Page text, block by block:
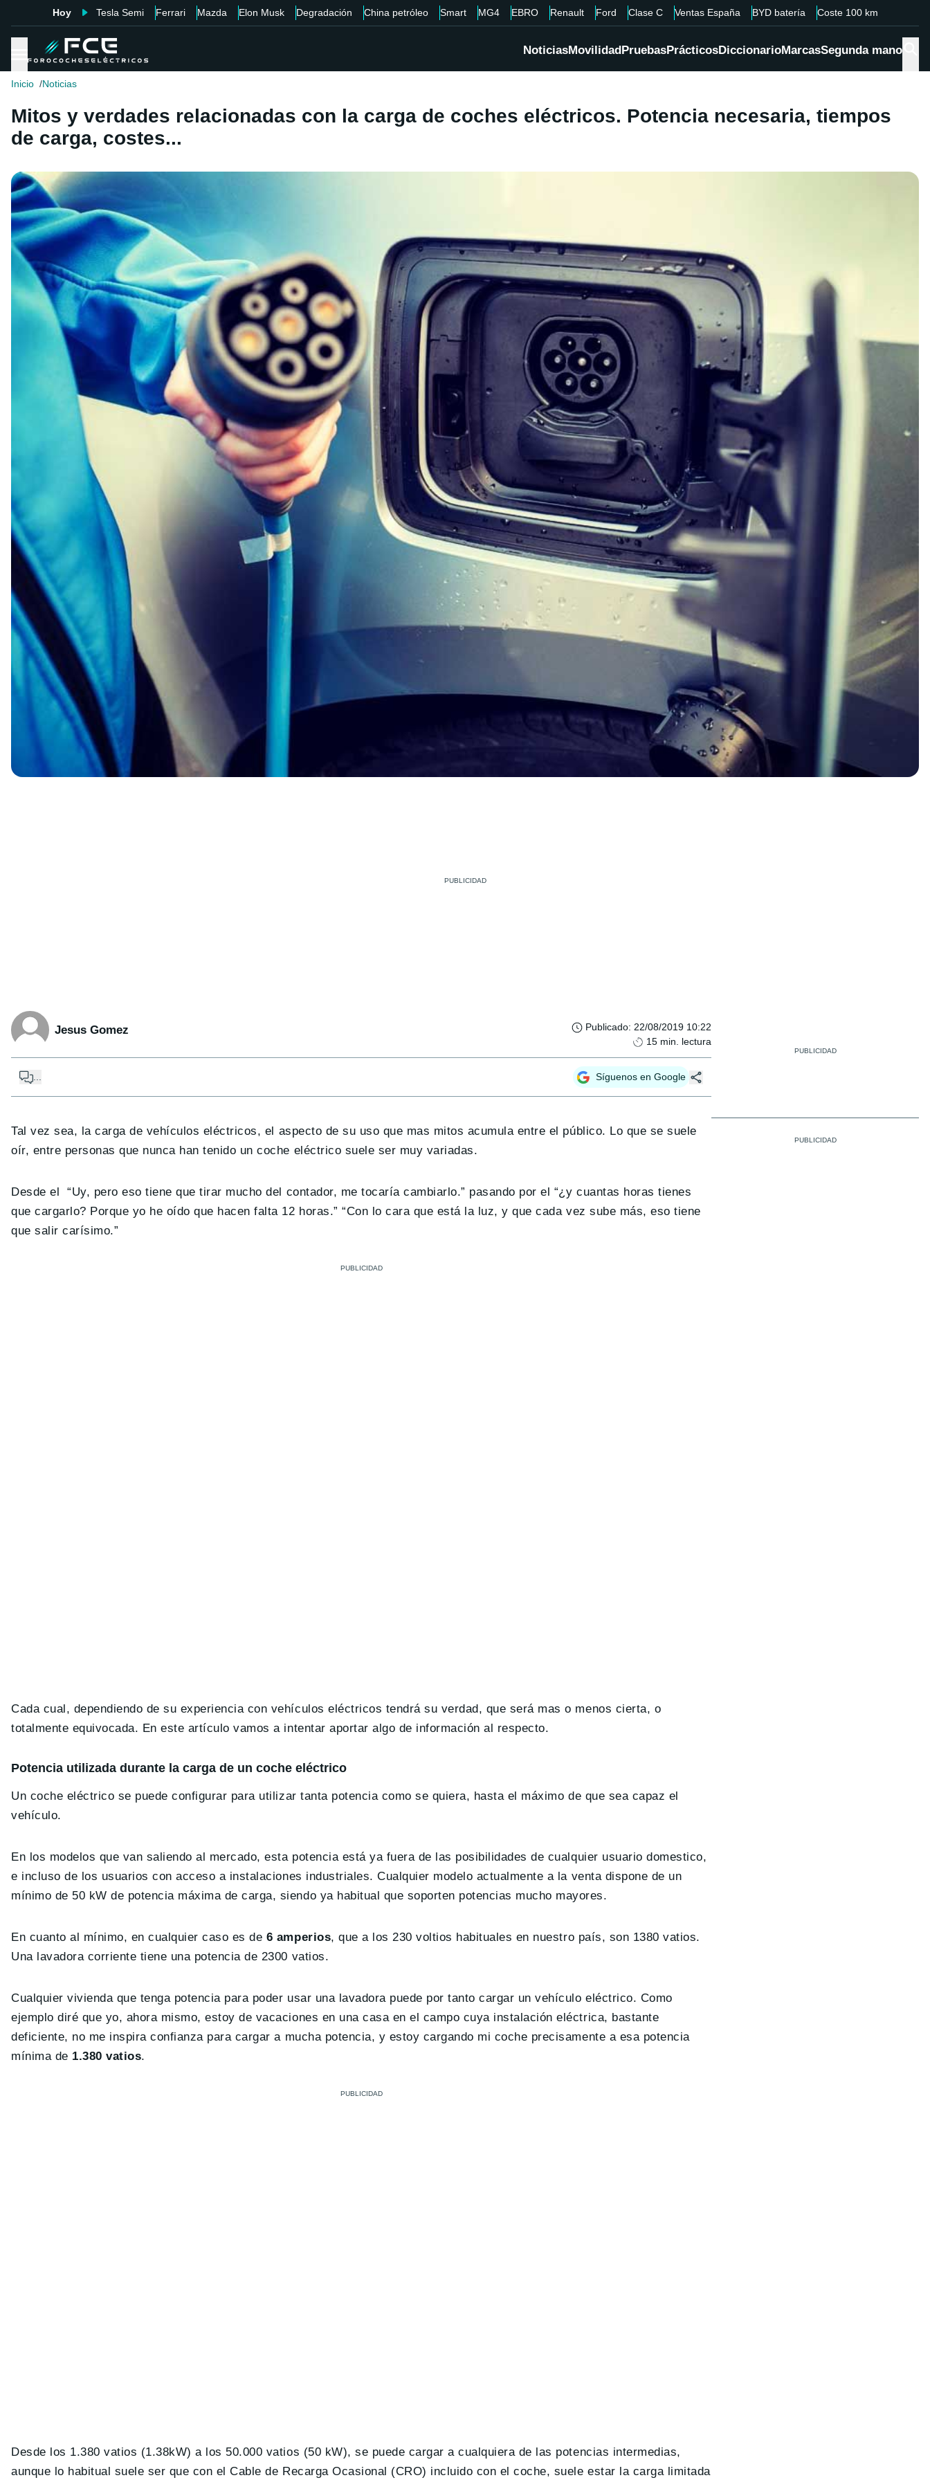
Hoy Tesla Semi Ferrari Mazda Elon Musk Degradación China petróleo Smart MG4 EBRO Renault Ford Clase C Ventas España BYD batería Coste 100 km
NoticiasMovilidadPruebasPrácticosDiccionarioMarcasSegunda mano
Inicio Noticias
Mitos y verdades relacionadas con la carga de coches eléctricos. Potencia necesaria, tiempos
de carga, costes...
Jesus Gomez Publicado: 22/08/2019 10:22
15 min. lectura
... Síguenos en Google
Tal vez sea, la carga de vehículos eléctricos, el aspecto de su uso que mas mitos acumula entre el público. Lo que se suele
oír, entre personas que nunca han tenido un coche eléctrico suele ser muy variadas.
Desde el “Uy, pero eso tiene que tirar mucho del contador, me tocaría cambiarlo.” pasando por el “¿y cuantas horas tienes
que cargarlo? Porque yo he oído que hacen falta 12 horas.” “Con lo cara que está la luz, y que cada vez sube más, eso tiene
que salir carísimo.”
Cada cual, dependiendo de su experiencia con vehículos eléctricos tendrá su verdad, que será mas o menos cierta, o
totalmente equivocada. En este artículo vamos a intentar aportar algo de información al respecto.
Potencia utilizada durante la carga de un coche eléctrico
Un coche eléctrico se puede configurar para utilizar tanta potencia como se quiera, hasta el máximo de que sea capaz el
vehículo.
En los modelos que van saliendo al mercado, esta potencia está ya fuera de las posibilidades de cualquier usuario domestico,
e incluso de los usuarios con acceso a instalaciones industriales. Cualquier modelo actualmente a la venta dispone de un
mínimo de 50 kW de potencia máxima de carga, siendo ya habitual que soporten potencias mucho mayores.
En cuanto al mínimo, en cualquier caso es de 6 amperios, que a los 230 voltios habituales en nuestro país, son 1380 vatios.
Una lavadora corriente tiene una potencia de 2300 vatios.
Cualquier vivienda que tenga potencia para poder usar una lavadora puede por tanto cargar un vehículo eléctrico. Como
ejemplo diré que yo, ahora mismo, estoy de vacaciones en una casa en el campo cuya instalación eléctrica, bastante
deficiente, no me inspira confianza para cargar a mucha potencia, y estoy cargando mi coche precisamente a esa potencia
mínima de 1.380 vatios.
Desde los 1.380 vatios (1.38kW) a los 50.000 vatios (50 kW), se puede cargar a cualquiera de las potencias intermedias,
aunque lo habitual suele ser que con el Cable de Recarga Ocasional (CRO) incluido con el coche, suele estar la carga limitada